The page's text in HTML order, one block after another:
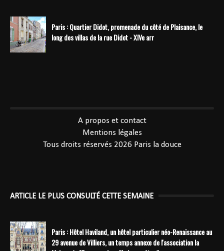
Paris : Quartier Didot, promenade du côté de Plaisance, le
long des villas de la rue Didot - XIVe arr
A propos et contact
Mentions légales
Tous droits réservés 2026 Paris la douce
ARTICLE LE PLUS CONSULTÉ CETTE SEMAINE
Paris : Hôtel Haviland, un hôtel particulier néo-Renaissance au
29 avenue de Villiers, un temps annexe de l'association la